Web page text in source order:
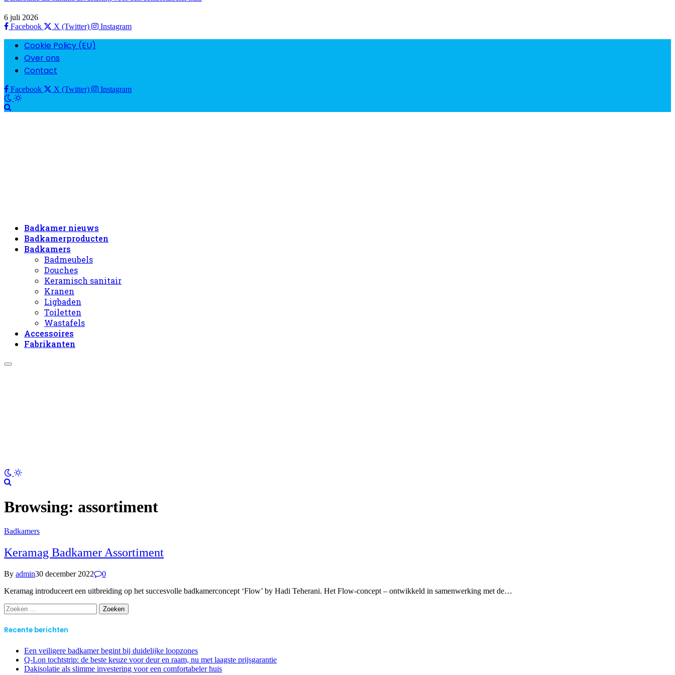
6 juli 2026
Facebook
X (Twitter) Instagram
Cookie Policy (EU)
Over ons
Contact
Facebook X (Twitter) Instagram
Badkamer nieuws
Badkamerproducten
Badkamers
Badmeubels
Douches
Keramisch sanitair
Kranen
Ligbaden
Toiletten
Wastafels
Accessoires
Fabrikanten
Browsing: assortiment
Badkamers
Keramag Badkamer Assortiment
By admin30 december 2022
0
Keramag introduceert een uitbreiding op het succesvolle badkamerconcept ‘Flow’ by Hadi Teherani. Het Flow-concept – ontwikkeld in samenwerking met de…
Zoeken
naar:
Recente berichten
Een veiligere badkamer begint bij duidelijke loopzones
Q-Lon tochtstrip: de beste keuze voor deur en raam, nu met laagste prijsgarantie
Dakisolatie als slimme investering voor een comfortabeler huis